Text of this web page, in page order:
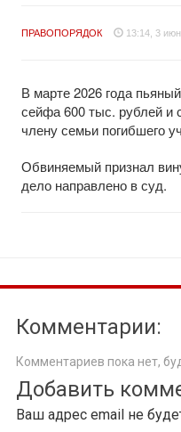
ПРАВОПОРЯДОК 13:14, 3
В марте 2026 года
сейфа 600 тыс. рублей и
члену семьи погибшего
Обвиняемый признал
дело направлено в суд.
Комментарии:
Комментариев пока нет,
Добавить
Ваш адрес email не